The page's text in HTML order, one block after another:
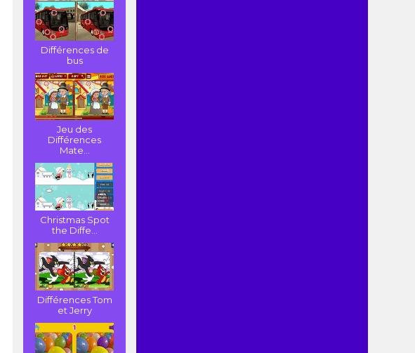
Différences de
bus
Jeu des
Différences
Mate...
Christmas Spot
the Diffe...
Différences Tom
et Jerry